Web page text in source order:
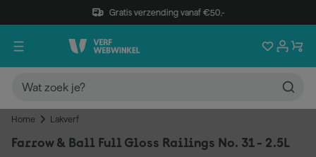
Gratis verzending vanaf €50,-
Home Lakverf
Farrow & Ball Full Gloss Railings No. 31 - 2.5L